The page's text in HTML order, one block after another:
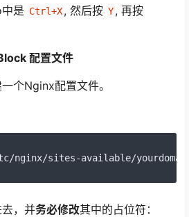
是 Ctrl+X, 然后按 Y, 再按
配置文件
个Nginx配置文件。
/nginx/sites-available/
，并务必修改其中的占位符：